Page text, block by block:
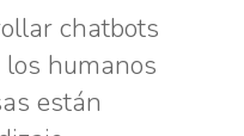
chatbots
humanos
están